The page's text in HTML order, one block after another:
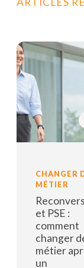
CHANGER
MÉTIER
et PSE :
comment
changer
métier
un